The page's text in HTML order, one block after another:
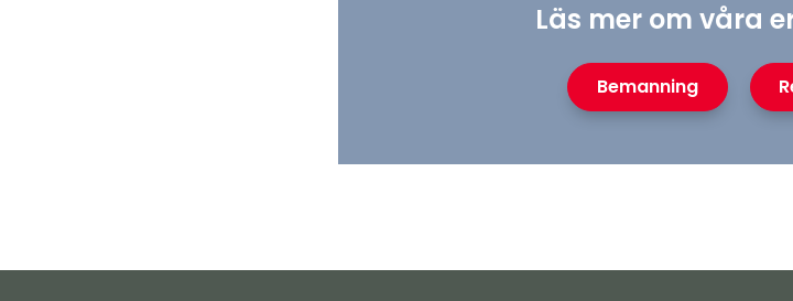
Läs mer om våra
Bemanning